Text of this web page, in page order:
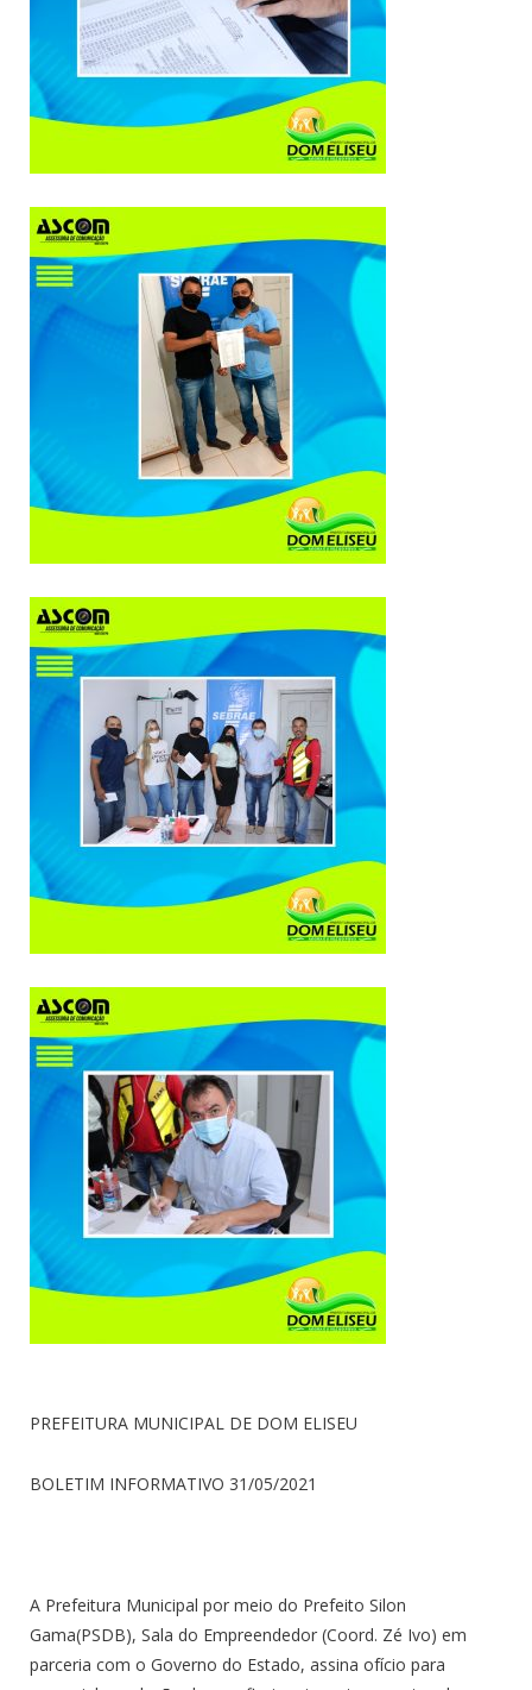
PREFEITURA MUNICIPAL DE DOM ELISEU
BOLETIM INFORMATIVO 31/05/2021
A Prefeitura Municipal por meio do Prefeito Silon
Gama(PSDB), Sala do Empreendedor (Coord. Zé Ivo) em
parceria com o Governo do Estado, assina ofício para